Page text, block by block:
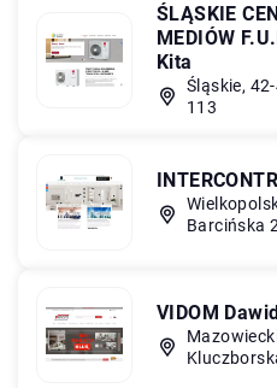
ŚLĄSKIE
MEDIÓW
Kita
Śląskie,
113
Barcińska
VIDOM